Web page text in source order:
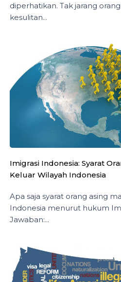
diperhatikan. Tak jarang
kesulitan...
Imigrasi Indonesia: Syarat
Keluar Wilayah Indonesia
Apa saja syarat orang asing
Indonesia menurut hukum
Jawaban:...